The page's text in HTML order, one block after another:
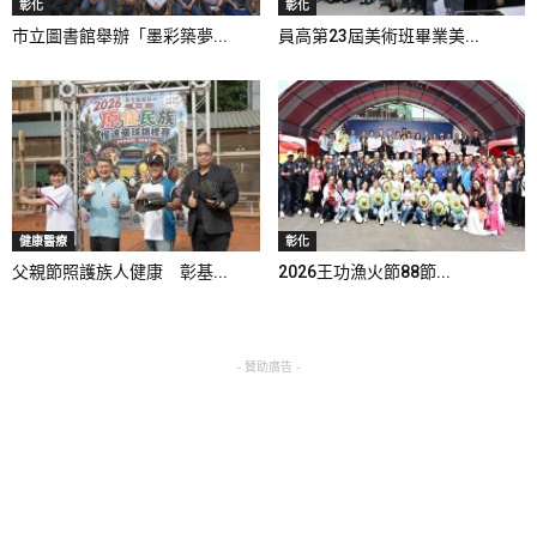
彰化
市立圖書館舉辦「墨彩築夢...
彰化
員高第23屆美術班畢業美...
健康醫療
父親節照護族人健康 彰基...
彰化
2026王功漁火節88節...
- 贊助廣告 -